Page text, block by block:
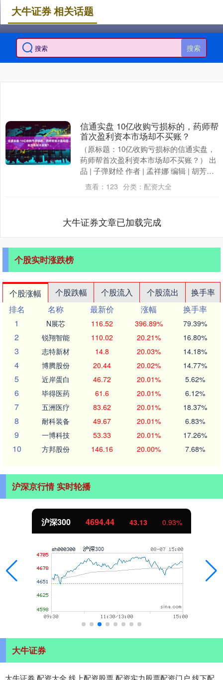
搜索
大牛证券 相关话题
信通实盘 10亿收购亏损标的，药师帮
首次盈利资本市场却不买账？
（原标题：10亿收购亏损标的信通实盘，
药师帮首次盈利资本市场却不买账？） 出
品 | 子弹财经 作者 | 孟祥娜 编辑 | 胡芳洁
美编 | 倩倩 审核 | 颂文....
查看： 123 分类： 配资大全
大牛证券文章已加载完成
个股实时涨跌榜
个股涨幅 个股跌幅 个股流入 个股流出
换手率
排名
名称 最新价 涨幅
换手率
1
N展芯 116.52 396.89% 79.39%
2 锐翔智能 110.02 20.21% 16.80%
3 志特新材 14.8 20.03% 14.18%
4 博腾股份 20.44 20.02% 14.77%
5 近岸蛋白 46.72 20.01% 5.62%
6 毕得医药 61.6 20.01% 6.12%
7 五洲医疗 83.62 20.01% 18.37%
8 耐科装备 49.67 20.01% 6.83%
9 一博科技 53.33 20.01% 17.26%
10 方邦股份 146.16 20.00% 7.68%
沪深京行情 实时轮播
沪深300 4694.44 43.13 0.93%
大牛证券
大牛证券,配资大全,线上配资股票,配资实力股票配资门户,线下配